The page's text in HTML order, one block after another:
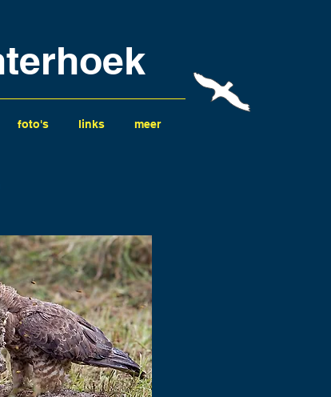
foto's links meer